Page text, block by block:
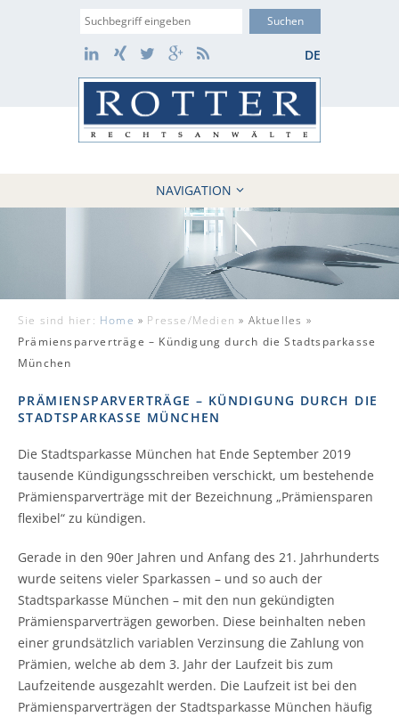
Suche
DE
LinkedIn
Xing TwitterGoogle+
RSS
NAVIGATION
HOME
KANZLEI
10 GRÜNDE
FÄLLE
REFERENZEN
Sie sind hier: Home » Presse/Medien » Aktuelles »
Prämiensparverträge – Kündigung durch die Stadtsparkasse
München
PRÄMIENSPARVERTRÄGE – KÜNDIGUNG DURCH DIE
STADTSPARKASSE MÜNCHEN
Die Stadtsparkasse München hat Ende September 2019
tausende Kündigungsschreiben verschickt, um bestehende
Prämiensparverträge mit der Bezeichnung „Prämiensparen
flexibel“ zu kündigen.
Gerade in den 90er Jahren und Anfang des 21. Jahrhunderts
wurde seitens vieler Sparkassen – und so auch der
Stadtsparkasse München – mit den nun gekündigten
Prämiensparverträgen geworben. Diese beinhalten neben
einer grundsätzlich variablen Verzinsung die Zahlung von
Prämien, welche ab dem 3. Jahr der Laufzeit bis zum
Laufzeitende ausgezahlt werden. Die Laufzeit ist bei den
Prämiensparverträgen der Stadtsparkasse München häufig